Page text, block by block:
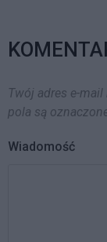
Twój adres e-
pola są
Wiadomość